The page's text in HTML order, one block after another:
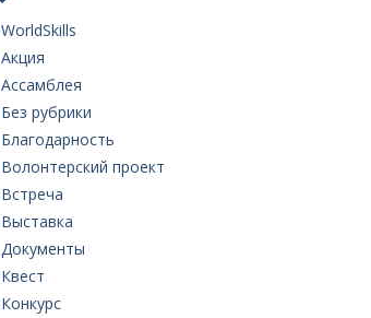
WorldSkills
Акция
Ассамблея
Без рубрики
Благодарность
Волонтерский проект
Встреча
Выставка
Документы
Квест
Конкурс